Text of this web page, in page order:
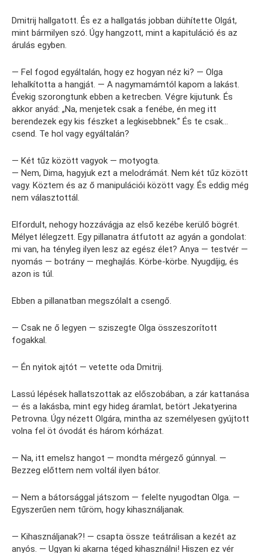
Dmitrij hallgatott. És ez a hallgatás jobban dühítette Olgát,
mint bármilyen szó. Úgy hangzott, mint a kapituláció és az
árulás egyben.
— Fel fogod egyáltalán, hogy ez hogyan néz ki? — Olga
lehalkította a hangját. — A nagymamámtól kapom a lakást.
Évekig szorongtunk ebben a ketrecben. Végre kijutunk. És
akkor anyád: „Na, menjetek csak a fenébe, én meg itt
berendezek egy kis fészket a legkisebbnek.” És te csak…
csend. Te hol vagy egyáltalán?
— Két tűz között vagyok — motyogta.
— Nem, Dima, hagyjuk ezt a melodrámát. Nem két tűz között
vagy. Köztem és az ő manipulációi között vagy. És eddig még
nem választottál.
Elfordult, nehogy hozzávágja az első kezébe kerülő bögrét.
Mélyet lélegzett. Egy pillanatra átfutott az agyán a gondolat:
mi van, ha tényleg ilyen lesz az egész élet? Anya — testvér —
nyomás — botrány — meghajlás. Körbe-körbe. Nyugdíjig, és
azon is túl.
Ebben a pillanatban megszólalt a csengő.
— Csak ne ő legyen — sziszegte Olga összeszorított
fogakkal.
— Én nyitok ajtót — vetette oda Dmitrij.
Lassú lépések hallatszottak az előszobában, a zár kattanása
— és a lakásba, mint egy hideg áramlat, betört Jekatyerina
Petrovna. Úgy nézett Olgára, mintha az személyesen gyújtott
volna fel öt óvodát és három kórházat.
— Na, itt emelsz hangot — mondta mérgező gúnnyal. —
Bezzeg előttem nem voltál ilyen bátor.
— Nem a bátorsággal játszom — felelte nyugodtan Olga. —
Egyszerűen nem tűröm, hogy kihasználjanak.
— Kihasználjanak?! — csapta össze teátrálisan a kezét az
anyós. — Ugyan ki akarna téged kihasználni! Hiszen ez vér